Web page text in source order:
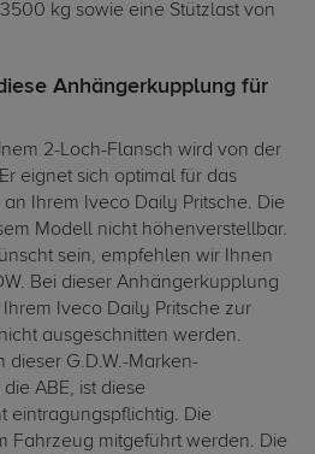
kg sowie eine Stützlast von
Anhängerkupplung für
2-Loch-Flansch wird von der
eignet sich optimal für das
Ihrem Iveco Daily Pritsche. Die
Modell nicht höhenverstellbar.
sein, empfehlen wir Ihnen
Bei dieser Anhängerkupplung
Iveco Daily Pritsche zur
ausgeschnitten werden.
dieser G.D.W.-Marken-
ABE, ist diese
eintragungspflichtig. Die
Fahrzeug mitgeführt werden. Die